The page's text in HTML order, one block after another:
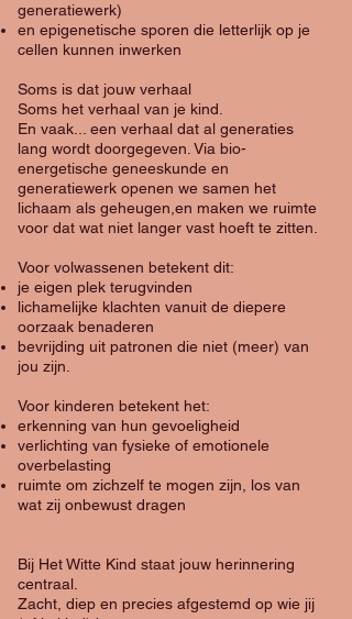
generatiewerk)
en epigenetische sporen die letterlijk op je
cellen kunnen inwerken
Soms is dat jouw verhaal
Soms het verhaal van je kind.
En vaak... een verhaal dat al generaties
lang wordt doorgegeven. Via bio-
energetische geneeskunde en
generatiewerk openen we samen het
lichaam als geheugen,en maken we ruimte
voor dat wat niet langer vast hoeft te zitten.
Voor volwassenen betekent dit:
je eigen plek terugvinden
lichamelijke klachten vanuit de diepere
oorzaak benaderen
bevrijding uit patronen die niet (meer) van
jou zijn.
Voor kinderen betekent het:
erkenning van hun gevoeligheid
verlichting van fysieke of emotionele
overbelasting
ruimte om zichzelf te mogen zijn, los van
wat zij onbewust dragen
Bij Het Witte Kind staat jouw herinnering
centraal.
Zacht, diep en precies afgestemd op wie jij